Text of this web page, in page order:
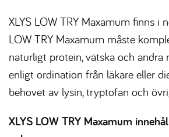
XLYS LOW TRY Maxamum finns i
LOW TRY Maxamum måste
naturligt protein, vätska och andra
enligt ordination från läkare eller
behovet av lysin, tryptofan och
XLYS LOW TRY Maxamum